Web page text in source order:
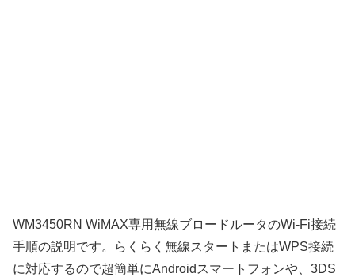
WM3450RN WiMAX専用無線ブロードルータのWi-Fi接続
手順の説明です。らくらく無線スタートまたはWPS接続
に対応するので超簡単にAndroidスマートフォンや、3DS